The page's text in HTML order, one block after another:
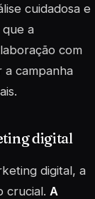
cuidadosa e
a
com
campanha
digital
digital, a
crucial. A